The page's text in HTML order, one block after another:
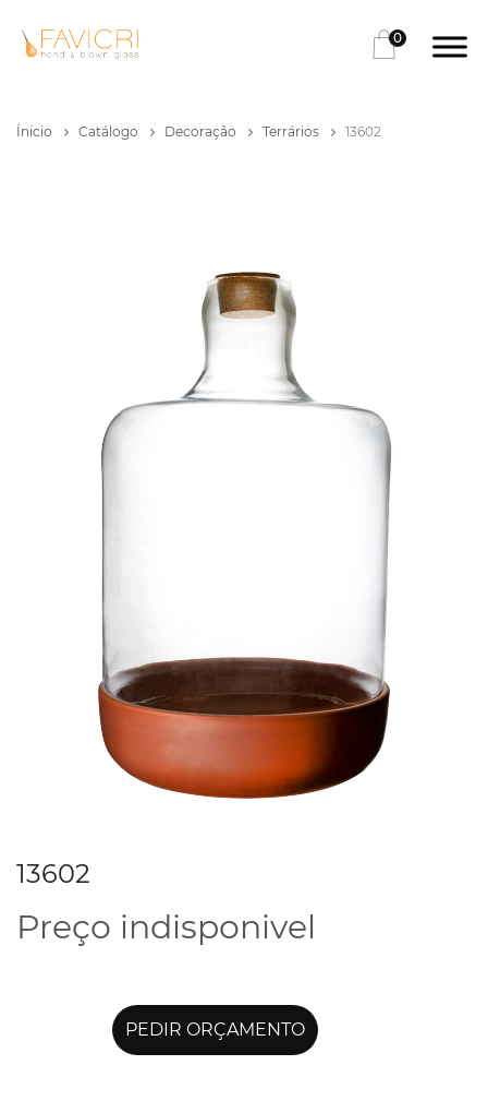
0
Ínicio Catálogo Decoração Terrários 13602
13602
Preço indisponivel
PEDIR ORÇAMENTO